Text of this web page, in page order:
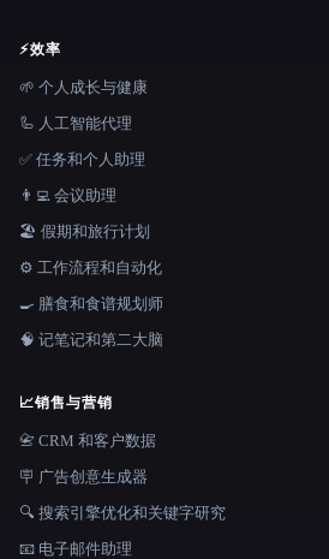
⚡效率
🌱 个人成长与健康
🦾 人工智能代理
✅ 任务和个人助理
👨‍💻 会议助理
🏖 假期和旅行计划
⚙️ 工作流程和自动化
🍳 膳食和食谱规划师
🧠 记笔记和第二大脑
📈销售与营销
📇 CRM 和客户数据
🪧 广告创意生成器
🔍 搜索引擎优化和关键字研究
📧 电子邮件助理